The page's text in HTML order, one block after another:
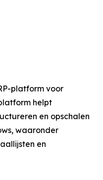
platform voor
helpt
en opschalen
waaronder
en